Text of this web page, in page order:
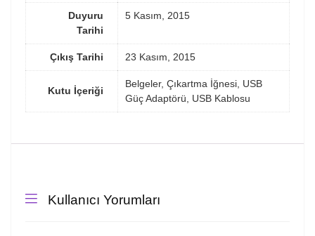
Duyuru
Tarihi
5 Kasım, 2015
Çıkış Tarihi 23 Kasım, 2015
Kutu İçeriği
Belgeler, Çıkartma İğnesi, USB
Güç Adaptörü, USB Kablosu
Kullanıcı Yorumları